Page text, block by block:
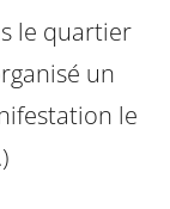
le quartier
un
le